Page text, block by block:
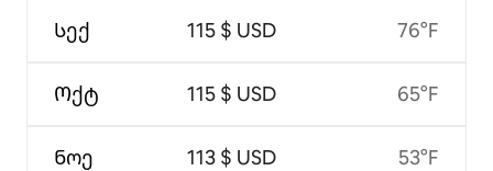
Სექ
Ოქტ
Ნოე
115 $ USD
115 $ USD
113 $ USD
76°F
65°F
53°F